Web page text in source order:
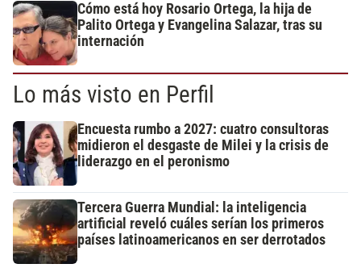
Cómo está hoy Rosario Ortega, la hija de
Palito Ortega y Evangelina Salazar, tras su
internación
Lo más visto en Perfil
Encuesta rumbo a 2027: cuatro consultoras
midieron el desgaste de Milei y la crisis de
liderazgo en el peronismo
Tercera Guerra Mundial: la inteligencia
artificial reveló cuáles serían los primeros
países latinoamericanos en ser derrotados